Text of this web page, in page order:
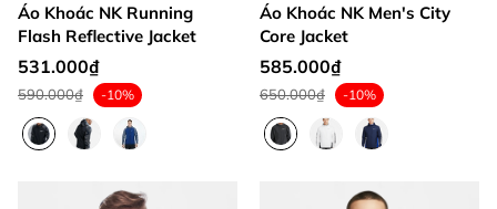
Áo Khoác NK Running
Flash Reflective Jacket
531.000₫
590.000₫ -10%
Áo Khoác NK Men's City
Core Jacket
585.000₫
650.000₫ -10%